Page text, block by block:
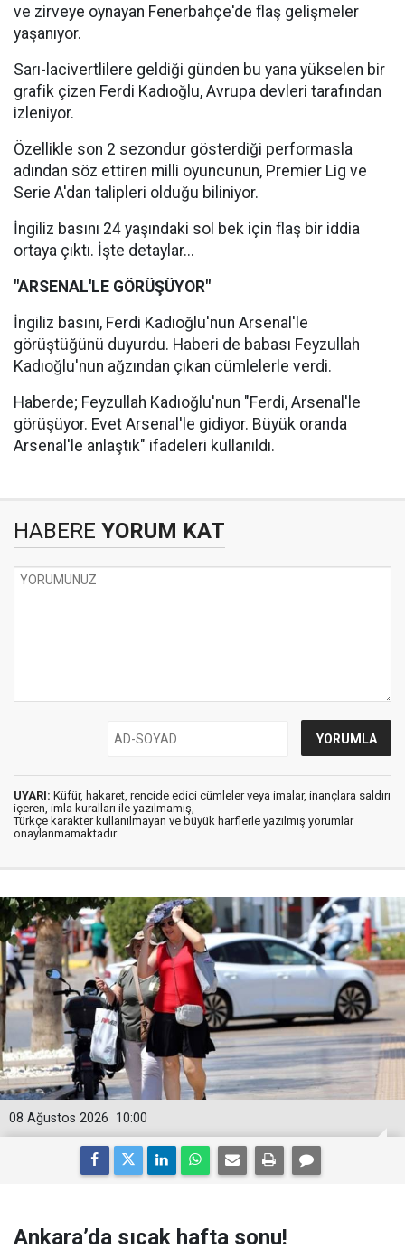
ve zirveye oynayan Fenerbahçe'de flaş gelişmeler
yaşanıyor.
Sarı-lacivertlilere geldiği günden bu yana yükselen bir
grafik çizen Ferdi Kadıoğlu, Avrupa devleri tarafından
izleniyor.
Özellikle son 2 sezondur gösterdiği performasla
adından söz ettiren milli oyuncunun, Premier Lig ve
Serie A'dan talipleri olduğu biliniyor.
İngiliz basını 24 yaşındaki sol bek için flaş bir iddia
ortaya çıktı. İşte detaylar...
"ARSENAL'LE GÖRÜŞÜYOR"
İngiliz basını, Ferdi Kadıoğlu'nun Arsenal'le
görüştüğünü duyurdu. Haberi de babası Feyzullah
Kadıoğlu'nun ağzından çıkan cümlelerle verdi.
Haberde; Feyzullah Kadıoğlu'nun "Ferdi, Arsenal'le
görüşüyor. Evet Arsenal'le gidiyor. Büyük oranda
Arsenal'le anlaştık" ifadeleri kullanıldı.
HABERE YORUM KAT
UYARI: Küfür, hakaret, rencide edici cümleler veya imalar, inançlara saldırı
içeren, imla kuralları ile yazılmamış,
Türkçe karakter kullanılmayan ve büyük harflerle yazılmış yorumlar
onaylanmamaktadır.
10:00
08 Ağustos 2026
Ankara’da sıcak hafta sonu!